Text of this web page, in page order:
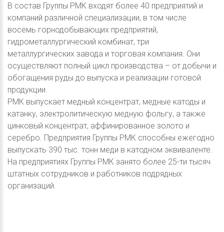
В состав Группы РМК входят более 40 предприятий и
компаний различной специализации, в том числе
восемь горнодобывающих предприятий,
гидрометаллургический комбинат, три
металлургических завода и торговая компания. Они
осуществляют полный цикл производства – от добычи и
обогащения руды до выпуска и реализации готовой
продукции.
РМК выпускает медный концентрат, медные катоды и
катанку, электролитическую медную фольгу, а также
цинковый концентрат, аффинированное золото и
серебро. Предприятия Группы РМК способны ежегодно
выпускать 390 тыс. тонн меди в катодном эквиваленте.
На предприятиях Группы РМК занято более 25-ти тысяч
штатных сотрудников и работников подрядных
организаций.